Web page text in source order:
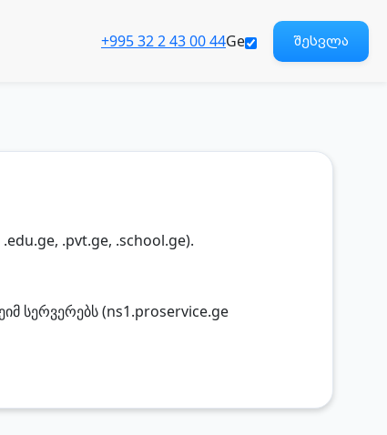
+995 32 2 43 00 44Ge შესვლა
.pvt.ge, .school.ge).
სერვერებს (ns1.proservice.ge